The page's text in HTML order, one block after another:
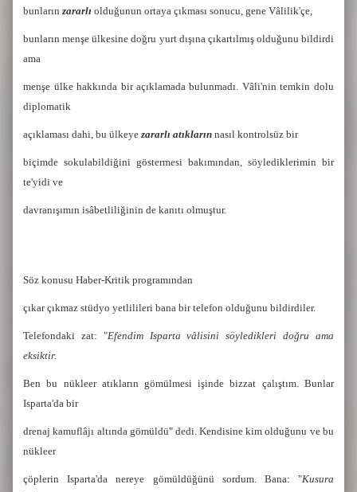
bunlarınzararlı olduğunun ortaya çıkması sonucu, gene Vâlilik'çe,
bunların menşe ülkesine doğru yurt dışına çıkartılmış olduğunu bildirdi
ama
menşe ülke hakkında bir açıklamada bulunmadı. Vâli'nin temkin dolu
diplomatik
açıklaması dahi, bu ülkeyezararlı atıkların nasıl kontrolsüz bir
biçimde sokulabildiğini göstermesi bakımından, söylediklerimin bir
te'yidi ve
davranışımın isâbetliliğinin de kanıtı olmuştur.
Söz konusu Haber-Kritik programından
çıkar çıkmaz stüdyo yetlilileri bana bir telefon olduğunu bildirdiler.
Telefondaki zat: "Efendim Isparta vâlisini söyledikleri doğru ama
eksiktir.
Ben bu nükleer atıkların gömülmesi işinde bizzat çalıştım. Bunlar
Isparta'da bir
drenaj kamuflâjı altında gömüldü" dedi. Kendisine kim olduğunu ve bu
nükleer
çöplerin Isparta'da nereye gömüldüğünü sordum. Bana: "Kusura